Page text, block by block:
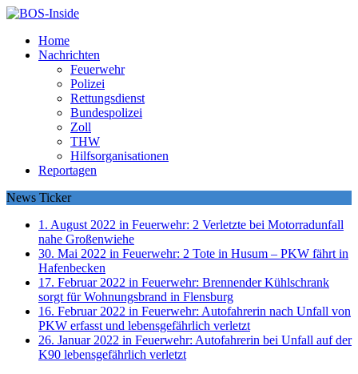
Home
Nachrichten
Feuerwehr
Polizei
Rettungsdienst
Bundespolizei
Zoll
THW
Hilfsorganisationen
Reportagen
News Ticker
1. August 2022 in Feuerwehr: 2 Verletzte bei Motorradunfall
nahe Großenwiehe
30. Mai 2022 in Feuerwehr: 2 Tote in Husum – PKW fährt in
Hafenbecken
17. Februar 2022 in Feuerwehr: Brennender Kühlschrank
sorgt für Wohnungsbrand in Flensburg
16. Februar 2022 in Feuerwehr: Autofahrerin nach Unfall von
PKW erfasst und lebensgefährlich verletzt
26. Januar 2022 in Feuerwehr: Autofahrerin bei Unfall auf der
K90 lebensgefährlich verletzt